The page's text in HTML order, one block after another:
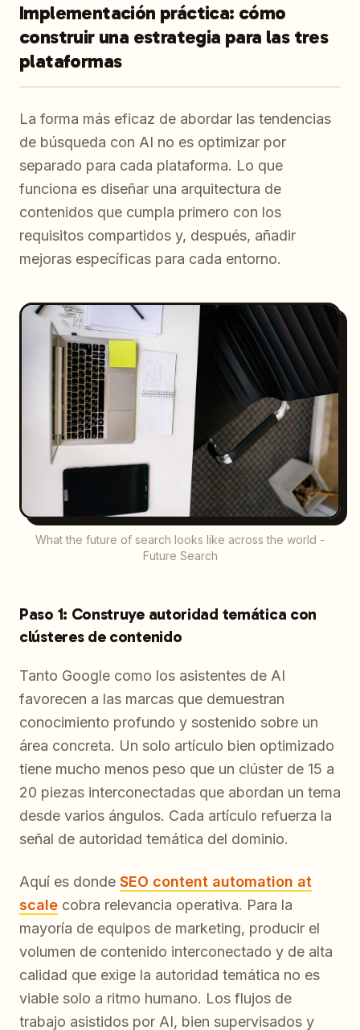
Implementación práctica: cómo
construir una estrategia para las tres
plataformas
La forma más eficaz de abordar las tendencias
de búsqueda con AI no es optimizar por
separado para cada plataforma. Lo que
funciona es diseñar una arquitectura de
contenidos que cumpla primero con los
requisitos compartidos y, después, añadir
mejoras específicas para cada entorno.
What the future of search looks like across the world -
Future Search
Paso 1: Construye autoridad temática con
clústeres de contenido
Tanto Google como los asistentes de AI
favorecen a las marcas que demuestran
conocimiento profundo y sostenido sobre un
área concreta. Un solo artículo bien optimizado
tiene mucho menos peso que un clúster de 15 a
20 piezas interconectadas que abordan un tema
desde varios ángulos. Cada artículo refuerza la
señal de autoridad temática del dominio.
Aquí es donde SEO content automation at
scale cobra relevancia operativa. Para la
mayoría de equipos de marketing, producir el
volumen de contenido interconectado y de alta
calidad que exige la autoridad temática no es
viable solo a ritmo humano. Los flujos de
trabajo asistidos por AI, bien supervisados y